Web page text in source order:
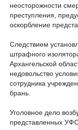
неосторожности
преступления,
оскорбление
Следствием
штрафного
Архангельской
недовольство
сотрудника
брань.
Уголовное дело
представленных